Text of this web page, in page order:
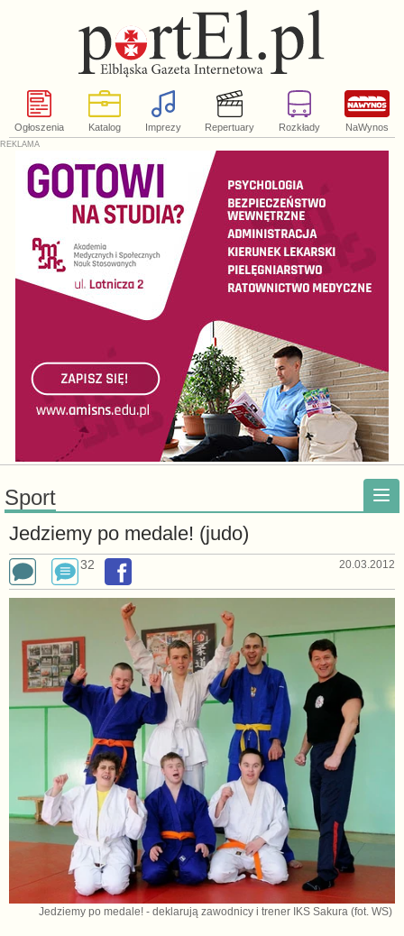
Ogłoszenia Katalog Imprezy Repertuary Rozkłady NaWynos
Sport
Jedziemy po medale! (judo)
32 20.03.2012
Jedziemy po medale! - deklarują zawodnicy i trener IKS Sakura (fot. WS)